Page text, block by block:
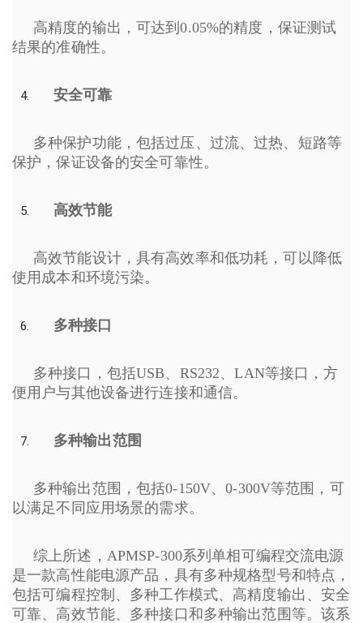
高精度的输出，可达到0.05%的精度，保证测试
结果的准确性。
安全可靠
多种保护功能，包括过压、过流、过热、短路等
保护，保证设备的安全可靠性。
高效节能
高效节能设计，具有高效率和低功耗，可以降低
使用成本和环境污染。
多种接口
多种接口，包括USB、RS232、LAN等接口，方
便用户与其他设备进行连接和通信。
多种输出范围
多种输出范围，包括0-150V、0-300V等范围，可
以满足不同应用场景的需求。
综上所述，APMSP-300系列单相可编程交流电源
是一款高性能电源产品，具有多种规格型号和特点，
包括可编程控制、多种工作模式、高精度输出、安全
可靠、高效节能、多种接口和多种输出范围等。该系